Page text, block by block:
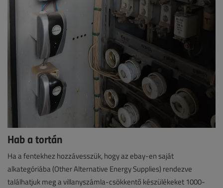
Hab a tortán
Ha a fentekhez hozzávesszük, hogy az ebay-en saját
alkategóriába (Other Alternative Energy Supplies) rendezve
találhatjuk meg a villanyszámla-csökkentő készülékeket 1000-